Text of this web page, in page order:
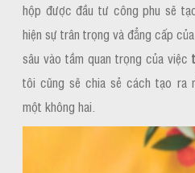
hộp được đầu tư công phu sẽ
hiện sự trân trọng và đẳng cấp
sâu vào tầm quan trọng của việc
tôi cũng sẽ chia sẻ cách tạo ra
một không hai.